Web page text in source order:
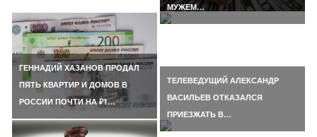
ГЕННАДИЙ ХАЗАНОВ ПРОДАЛ
ПЯТЬ КВАРТИР И ДОМОВ В
РОССИИ ПОЧТИ НА ₽1…
МУЖЕМ…
ТЕЛЕВЕДУЩИЙ АЛЕКСАНДР
ВАСИЛЬЕВ ОТКАЗАЛСЯ
ПРИЕЗЖАТЬ В…